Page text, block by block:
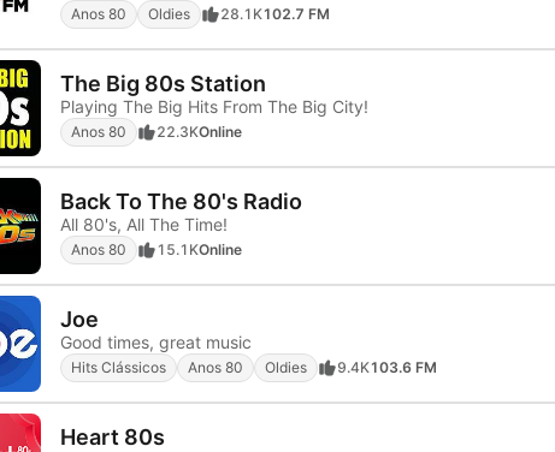
Anos 80 Oldies 28.1K102.7 FM
The Big 80s Station
Playing The Big Hits From The Big City!
Anos 80 22.3KOnline
Back To The 80's Radio
All 80's, All The Time!
Anos 80 15.1KOnline
Joe
Good times, great music
Hits Clássicos Anos 80 Oldies 9.4K103.6 FM
Heart 80s